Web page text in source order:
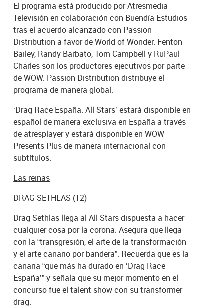
El programa está producido por Atresmedia
Televisión en colaboración con Buendía Estudios
tras el acuerdo alcanzado con Passion
Distribution a favor de World of Wonder. Fenton
Bailey, Randy Barbato, Tom Campbell y RuPaul
Charles son los productores ejecutivos por parte
de WOW. Passion Distribution distribuye el
programa de manera global.
‘Drag Race España: All Stars’ estará disponible en
español de manera exclusiva en España a través
de atresplayer y estará disponible en WOW
Presents Plus de manera internacional con
subtítulos.
Las reinas
DRAG SETHLAS (T2)
Drag Sethlas llega al All Stars dispuesta a hacer
cualquier cosa por la corona. Asegura que llega
con la “transgresión, el arte de la transformación
y el arte canario por bandera”. Recuerda que es la
canaria “que más ha durado en ‘Drag Race
España’” y señala que su mejor momento en el
concurso fue el talent show con su transformer
drag.